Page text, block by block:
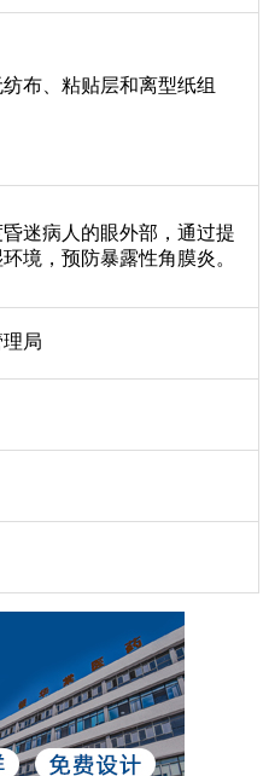
布、粘贴层和离型纸组
迷病人的眼外部，通过提
境，预防暴露性角膜炎。
局